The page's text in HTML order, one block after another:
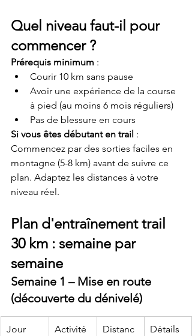
Quel niveau faut-il pour
commencer ?
Prérequis minimum :
Courir 10 km sans pause
Avoir une expérience de la course
à pied (au moins 6 mois réguliers)
Pas de blessure en cours
Si vous êtes débutant en trail :
Commencez par des sorties faciles en
montagne (5-8 km) avant de suivre ce
plan. Adaptez les distances à votre
niveau réel.
Plan d'entraînement trail
30 km : semaine par
semaine
Semaine 1 – Mise en route
(découverte du dénivelé)
Jour Activité
Distanc
Détails